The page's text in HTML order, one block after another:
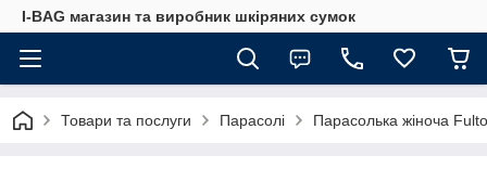
I-BAG магазин та виробник шкіряних сумок
Товари та послуги Парасолі Парасолька жіноча